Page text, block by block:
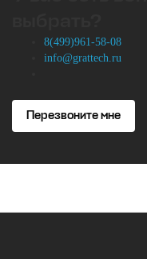
8(499)961-58-08
info@grattech.ru
Перезвоните мне